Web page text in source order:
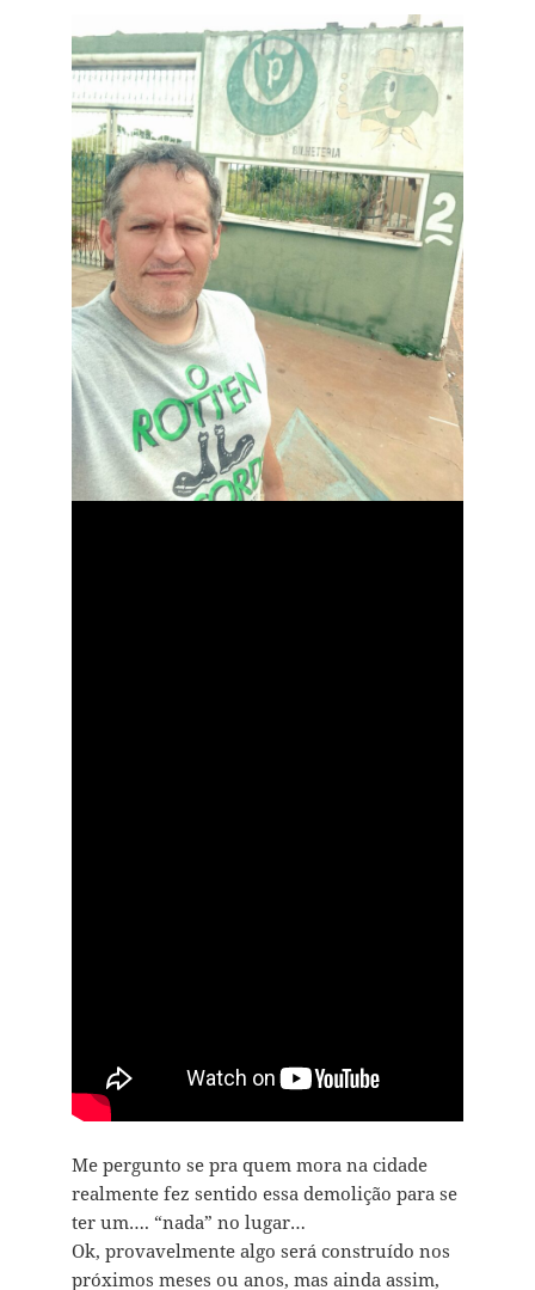
Me pergunto se pra quem mora na cidade
realmente fez sentido essa demolição para se
ter um…. “nada” no lugar…
Ok, provavelmente algo será construído nos
próximos meses ou anos, mas ainda assim,